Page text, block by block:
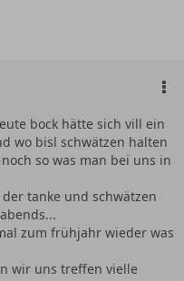
bock hätte sich vill ein
wo bisl schwätzen halten
so was man bei uns in
tanke und schwätzen
zum frühjahr wieder was
wir uns treffen vielle